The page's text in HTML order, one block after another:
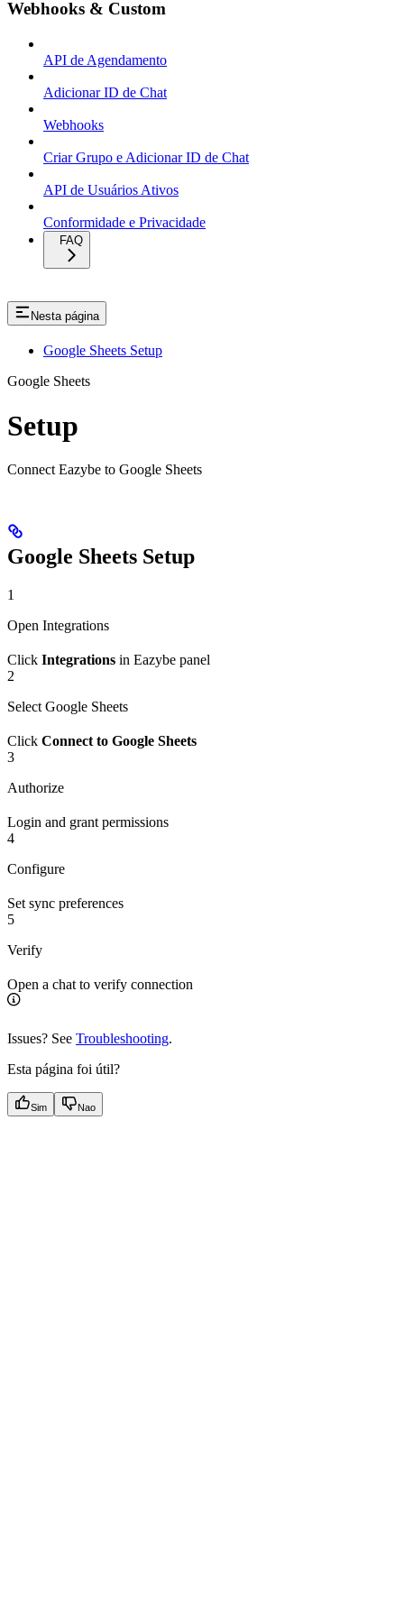
Webhooks & Custom
API de Agendamento
Adicionar ID de Chat
Webhooks
Criar Grupo e Adicionar ID de Chat
API de Usuários Ativos
Conformidade e Privacidade
FAQ
Nesta página
Google Sheets Setup
Google Sheets
Setup
Connect Eazybe to Google Sheets
Google Sheets Setup
1
Open Integrations
Click Integrations in Eazybe panel
2
Select Google Sheets
Click Connect to Google Sheets
3
Authorize
Login and grant permissions
4
Configure
Set sync preferences
5
Verify
Open a chat to verify connection
Issues? See Troubleshooting.
Esta página foi útil?
Sim Nao